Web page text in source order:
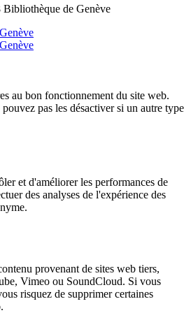
Bibliothèque de Genève
au bon fonctionnement du site web.
pas les désactiver si un autre type
et d'améliorer les performances de
des analyses de l'expérience des
provenant de sites web tiers,
Vimeo ou SoundCloud. Si vous
risquez de supprimer certaines